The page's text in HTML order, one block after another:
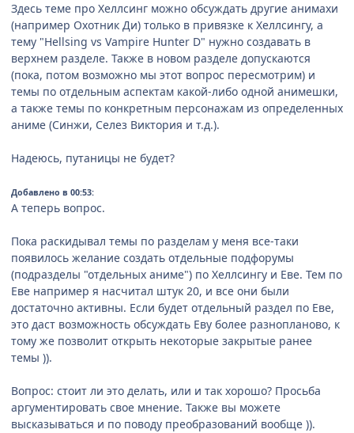
Здесь теме про Хеллсинг можно обсуждать другие анимахи
(например Охотник Ди) только в привязке к Хеллсингу, а
тему "Hellsing vs Vampire Hunter D" нужно создавать в
верхнем разделе. Также в новом разделе допускаются
(пока, потом возможно мы этот вопрос пересмотрим) и
темы по отдельным аспектам какой-либо одной анимешки,
а также темы по конкретным персонажам из определенных
аниме (Синжи, Селез Виктория и т.д.).
Надеюсь, путаницы не будет?
Добавлено в 00:53:
А теперь вопрос.
Пока раскидывал темы по разделам у меня все-таки
появилось желание создать отдельные подфорумы
(подразделы "отдельных аниме") по Хеллсингу и Еве. Тем по
Еве например я насчитал штук 20, и все они были
достаточно активны. Если будет отдельный раздел по Еве,
это даст возможность обсуждать Еву более разнопланово, к
тому же позволит открыть некоторые закрытые ранее
темы )).
Вопрос: стоит ли это делать, или и так хорошо? Просьба
аргументировать свое мнение. Также вы можете
высказываться и по поводу преобразований вообще )).